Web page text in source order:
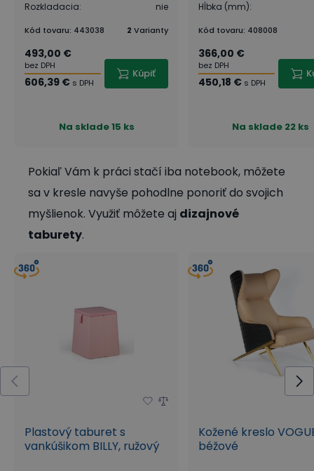
Rozkladacia: nie
Kód tovaru: 443038 2 Varianty
493,00 €
bez DPH
606,39 € s DPH
Kúpiť
Na sklade15 ks
Hĺbka (mm):
Kód tovaru: 408008
366,00 €
bez DPH
450,18 € s DPH
Na sklade 22 ks
Pokiaľ Vám k práci stačí iba notebook, môžete
sa v kresle navyše pohodlne ponoriť do svojich
myšlienok. Využiť môžete aj dizajnové
taburety.
Plastový taburet s
vankúšikom BILLY, ružový
Kožené kreslo
béžové